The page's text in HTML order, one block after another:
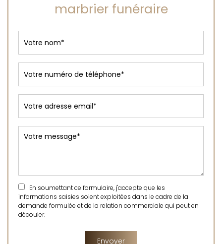
marbrier funéraire
En soumettant ce formulaire, j'accepte que les
informations saisies soient exploitées dans le cadre de la
demande formulée et de la relation commerciale qui peut en
découler.